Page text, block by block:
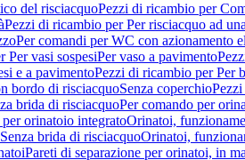
del risciacquoPezzi di ricambio per
Pezzi di ricambio per Per risciacquo ad
Per comandi per WC con azionamento
Per vasi sospesiPer vaso a pavimento
e a pavimentoPezzi di ricambio per Per
bordo di risciacquoSenza coperchio
brida di risciacquoPer comando per
orinatoio integratoOrinatoi,
brida di risciacquoOrinatoi,
Pareti di separazione per orinatoi, in